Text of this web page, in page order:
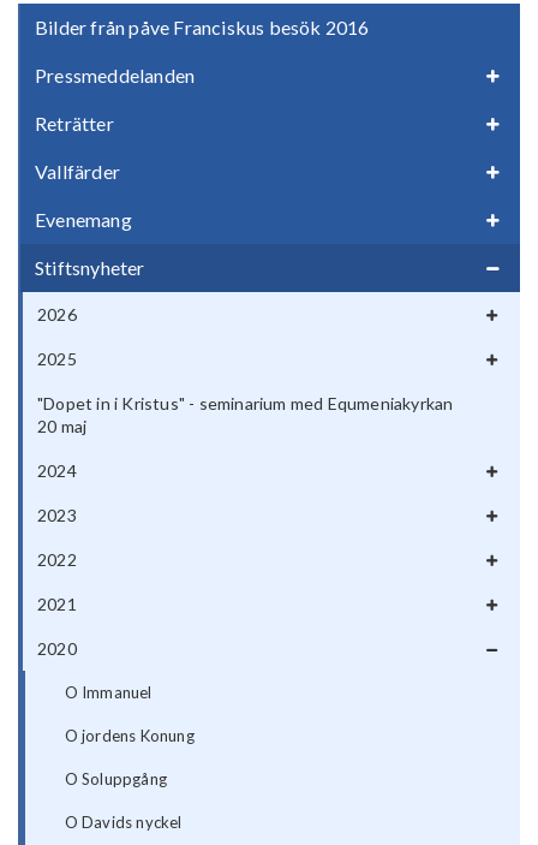
Bilder från påve Franciskus besök 2016
Pressmeddelanden
Reträtter
Vallfärder
Evenemang
Stiftsnyheter
2026
2025
"Dopet in i Kristus" - seminarium med Equmeniakyrkan
20 maj
2024
2023
2022
2021
2020
O Immanuel
O jordens Konung
O Soluppgång
O Davids nyckel